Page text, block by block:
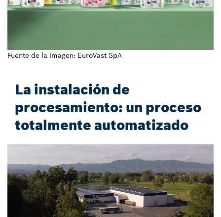
Fuente de la imagen: EuroVast SpA
La instalación de
procesamiento: un proceso
totalmente automatizado